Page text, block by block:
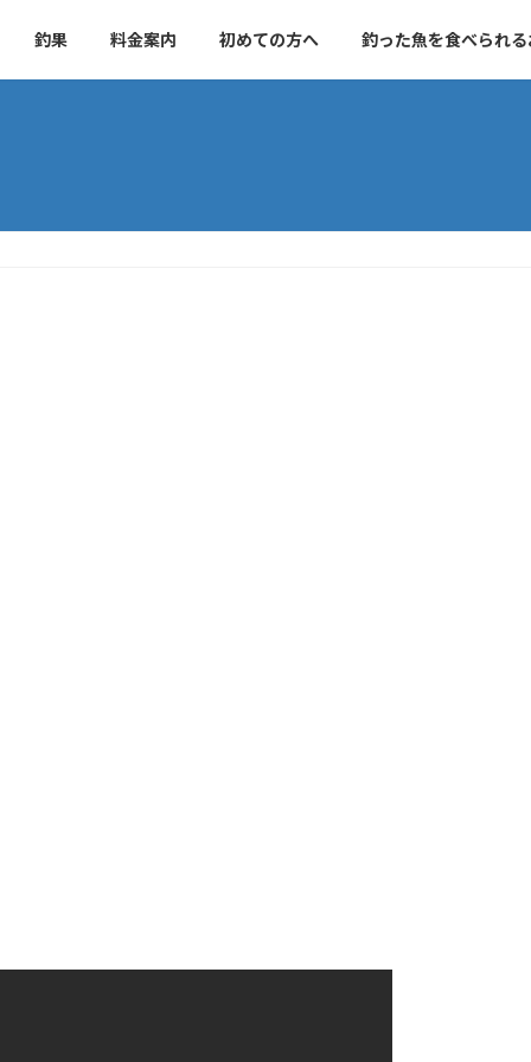
釣果 料金案内 初めての方へ 釣った魚を食べられ